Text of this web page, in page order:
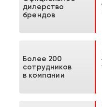
дилерство
брендов
Более 200
сотрудников
в компании